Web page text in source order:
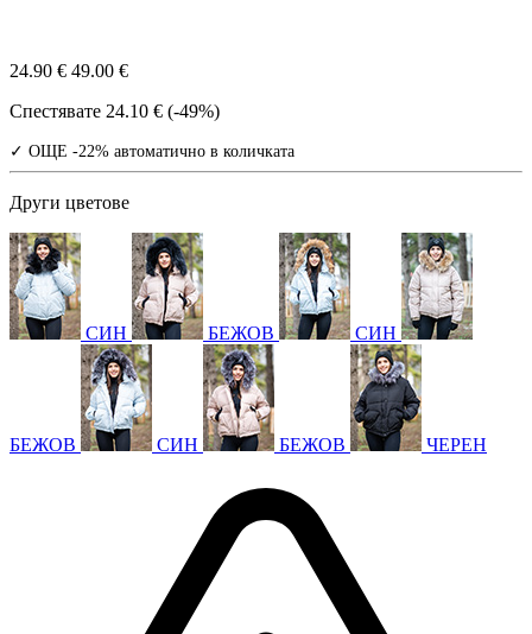
24.90 € 49.00 €
Спестявате 24.10 € (-49%)
✓ ОЩЕ -22% автоматично в количката
Други цветове
СИН БЕЖОВ СИН
БЕЖОВ СИН БЕЖОВ ЧЕРЕН